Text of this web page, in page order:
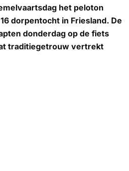
het peloton
dorpentocht in Friesland. De
donderdag op de fiets
traditiegetrouw vertrekt